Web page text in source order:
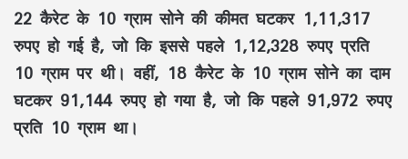
22 कैरेट के 10 ग्राम सोने की कीमत घटकर 1,11,317
रुपए हो गई है, जो कि इससे पहले 1,12,328 रुपए प्रति
10 ग्राम पर थी। वहीं, 18 कैरेट के 10 ग्राम सोने का दाम
घटकर 91,144 रुपए हो गया है, जो कि पहले 91,972 रुपए
प्रति 10 ग्राम था।